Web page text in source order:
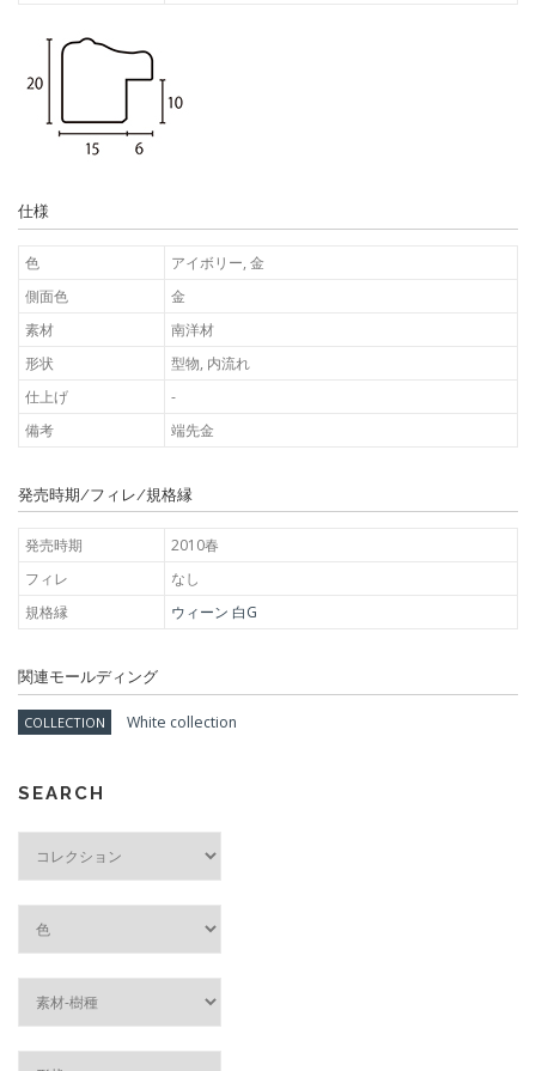
仕様
色
アイボリー, 金
側面色
金
素材
南洋材
形状
型物, 内流れ
仕上げ
-
備考
端先金
発売時期/フィレ/規格縁
発売時期
2010春
フィレ
なし
規格縁
ウィーン 白G
関連モールディング
COLLECTION White collection
SEARCH